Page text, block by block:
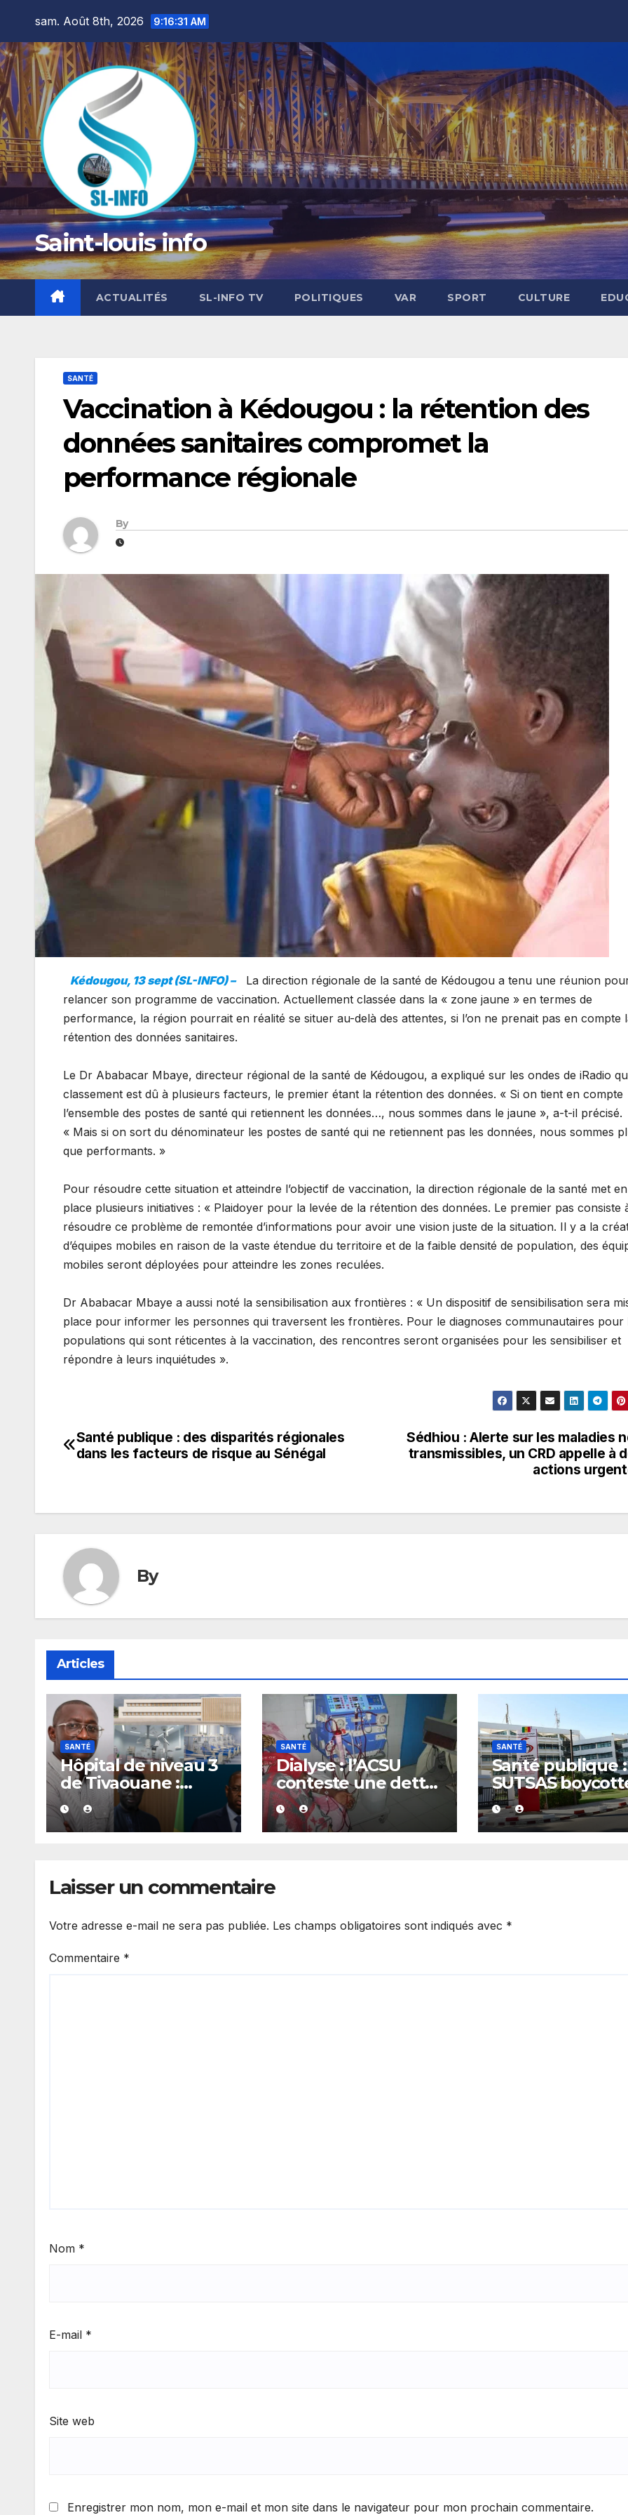
content
sam. Août 8th, 2026 9:16:32 AM
Saint-louis info
ACTUALITÉS SL-INFO TV POLITIQUES VAR SPORT CULTURE
SANTÉ
​Vaccination à Kédougou : la rétention des
données sanitaires compromet la
performance régionale
By
Kédougou, 13 sept (SL-INFO) –
La direction régionale de la santé de Kédougou a tenu une réunion
relancer son programme de vaccination. Actuellement classée dans la « zone jaune » en termes de
performance, la région pourrait en réalité se situer au-delà des attentes, si l’on ne prenait pas en compte
rétention des données sanitaires.
Le Dr Ababacar Mbaye, directeur régional de la santé de Kédougou, a expliqué sur les ondes de iRadio
classement est dû à plusieurs facteurs, le premier étant la rétention des données. « Si on tient en compte
l’ensemble des postes de santé qui retiennent les données…, nous sommes dans le jaune », a-t-il précisé.
« Mais si on sort du dénominateur les postes de santé qui ne retiennent pas les données, nous sommes
que performants. »
Pour résoudre cette situation et atteindre l’objectif de vaccination, la direction régionale de la santé met en
place plusieurs initiatives : « Plaidoyer pour la levée de la rétention des données. Le premier pas consiste
résoudre ce problème de remontée d’informations pour avoir une vision juste de la situation. Il y a la
d’équipes mobiles en raison de la vaste étendue du territoire et de la faible densité de population, des
mobiles seront déployées pour atteindre les zones reculées.
Dr Ababacar Mbaye a aussi noté la sensibilisation aux frontières : « Un dispositif de sensibilisation sera
place pour informer les personnes qui traversent les frontières. Pour le diagnoses communautaires pour
populations qui sont réticentes à la vaccination, des rencontres seront organisées pour les sensibiliser et
répondre à leurs inquiétudes ».
Navigation
Sédhiou : Alerte sur les maladies
transmissibles, un CRD appelle à
actions
Santé publique : des disparités régionales
dans les facteurs de risque au Sénégal
By
Articles
SANTÉ
Hôpital de niveau 3
de Tivaouane :
Alioune Badara
Coulibaly appelle
Diomaye Faye à
Sall
SANTÉ
Dialyse : l’ACSU
conteste une dette
de 15 milliards FCFA
annoncée par la
CNPNT et exige des
SANTÉ
Santé publique
SUTSAS
les
stratégiques du
ministère
Laisser un commentaire
Votre adresse e-mail ne sera pas publiée. Les champs obligatoires sont indiqués avec *
Commentaire *
Nom *
E-mail *
Site web
Enregistrer mon nom, mon e-mail et mon site dans le navigateur pour mon prochain commentaire.